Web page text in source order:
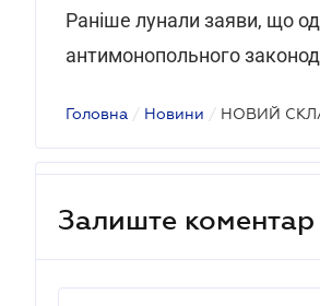
Раніше лунали заяви, що
антимонопольного
Головна / Новини / НОВИЙ
Залиште коментар